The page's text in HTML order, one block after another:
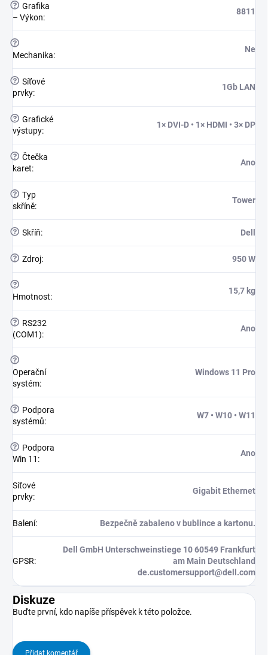
? Grafika
– Výkon:
8811
?
Mechanika:
Ne
? Síťové
prvky:
1Gb LAN
? Grafické
výstupy:
1× DVI-D • 1× HDMI • 3× DP
? Čtečka
karet:
Ano
? Typ
skříně:
Tower
? Skříň: Dell
? Zdroj: 950 W
?
Hmotnost:
15,7 kg
?
RS232
(COM1):
Ano
?
Operační
systém:
Windows 11 Pro
?
Podpora
systémů:
W7 • W10 • W11
?
Podpora
Win 11 :
Ano
Síťové
prvky:
Gigabit Ethernet
Balení: Bezpečně zabaleno v bublince a kartonu.
GPSR:
Dell GmbH Unterschweinstiege 10 60549 Frankfurt
am Main Deutschland
de.customersupport@dell.com
Diskuze
Buďte první, kdo napíše příspěvek k této položce.
Přidat komentář